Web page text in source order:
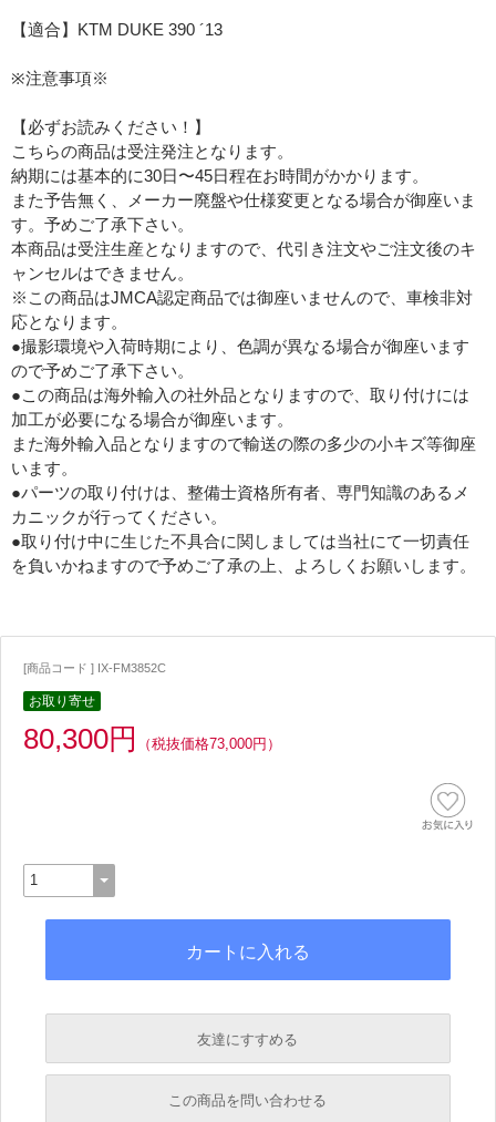
【適合】KTM DUKE 390 ´13
※注意事項※
【必ずお読みください！】
こちらの商品は受注発注となります。
納期には基本的に30日〜45日程在お時間がかかります。
また予告無く、メーカー廃盤や仕様変更となる場合が御座いま
す。予めご了承下さい。
本商品は受注生産となりますので、代引き注文やご注文後のキ
ャンセルはできません。
※この商品はJMCA認定商品では御座いませんので、車検非対
応となります。
●撮影環境や入荷時期により、色調が異なる場合が御座います
ので予めご了承下さい。
●この商品は海外輸入の社外品となりますので、取り付けには
加工が必要になる場合が御座います。
また海外輸入品となりますので輸送の際の多少の小キズ等御座
います。
●パーツの取り付けは、整備士資格所有者、専門知識のあるメ
カニックが行ってください。
●取り付け中に生じた不具合に関しましては当社にて一切責任
を負いかねますので予めご了承の上、よろしくお願いします。
[商品コード ] IX-FM3852C
お取り寄せ
80,300円 （税抜価格73,000円）
友達にすすめる
必須
この商品を問い合わせる